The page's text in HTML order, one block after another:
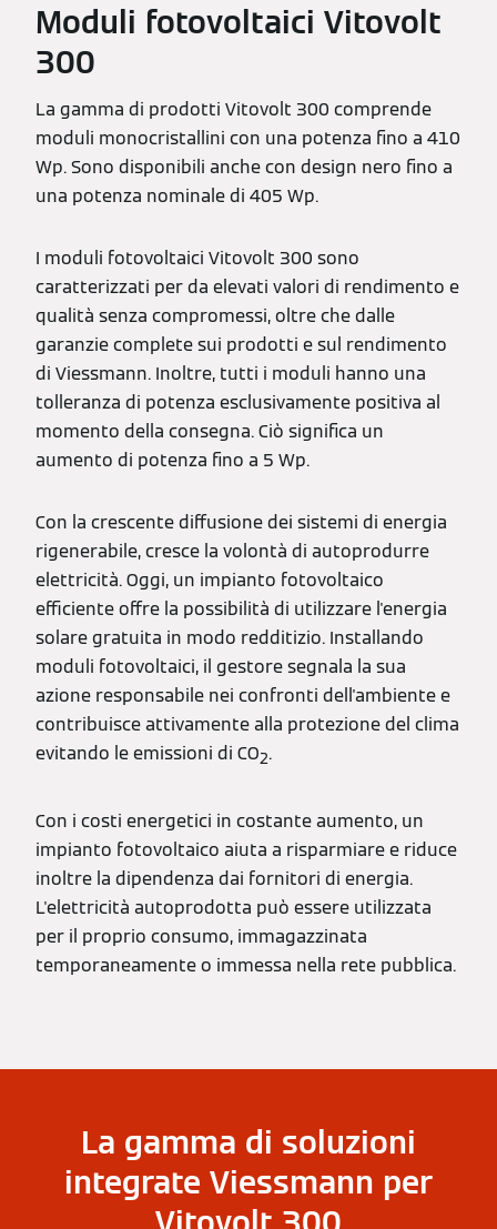
Moduli fotovoltaici Vitovolt
300
La gamma di prodotti Vitovolt 300 comprende
moduli monocristallini con una potenza fino a 410
Wp. Sono disponibili anche con design nero fino a
una potenza nominale di 405 Wp.
I moduli fotovoltaici Vitovolt 300 sono
caratterizzati per da elevati valori di rendimento e
qualità senza compromessi, oltre che dalle
garanzie complete sui prodotti e sul rendimento
di Viessmann. Inoltre, tutti i moduli hanno una
tolleranza di potenza esclusivamente positiva al
momento della consegna. Ciò significa un
aumento di potenza fino a 5 Wp.
Con la crescente diffusione dei sistemi di energia
rigenerabile, cresce la volontà di autoprodurre
elettricità. Oggi, un impianto fotovoltaico
efficiente offre la possibilità di utilizzare l'energia
solare gratuita in modo redditizio. Installando
moduli fotovoltaici, il gestore segnala la sua
azione responsabile nei confronti dell'ambiente e
contribuisce attivamente alla protezione del clima
evitando le emissioni di CO2.
Con i costi energetici in costante aumento, un
impianto fotovoltaico aiuta a risparmiare e riduce
inoltre la dipendenza dai fornitori di energia.
L'elettricità autoprodotta può essere utilizzata
per il proprio consumo, immagazzinata
temporaneamente o immessa nella rete pubblica.
La gamma di soluzioni
integrate Viessmann per